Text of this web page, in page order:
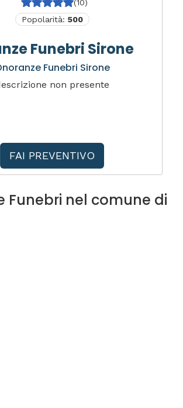
(10)
Popolarità: 500
Funebri Sirone
Funebri Sirone
non presente
FAI PREVENTIVO
Funebri nel comune di